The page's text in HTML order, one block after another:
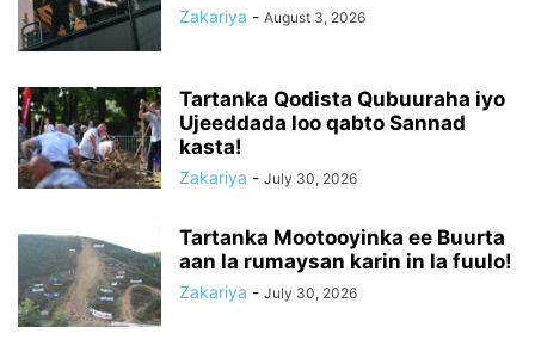
Zakariya - August 3, 2026
Tartanka Qodista Qubuuraha iyo
Ujeeddada loo qabto Sannad
kasta!
Zakariya - July 30, 2026
Tartanka Mootooyinka ee Buurta
aan la rumaysan karin in la fuulo!
Zakariya - July 30, 2026